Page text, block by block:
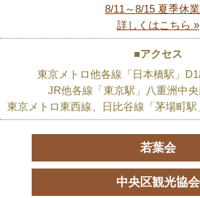
8/11～8/15 夏季休業
詳しくはこちら »
■アクセス
東京メトロ他各線「日本橋駅」
JR他各線「東京駅」八重洲中
東京メトロ東西線、日比谷線「茅場町
若葉会
中央区観光協会